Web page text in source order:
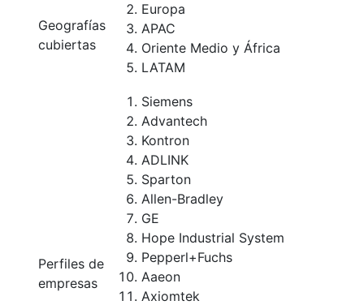
Geografías
cubiertas
Europa
APAC
Oriente Medio y África
LATAM
Perfiles de
empresas
Siemens
Advantech
Kontron
ADLINK
Sparton
Allen-Bradley
GE
Hope Industrial System
Pepperl+Fuchs
Aaeon
Axiomtek